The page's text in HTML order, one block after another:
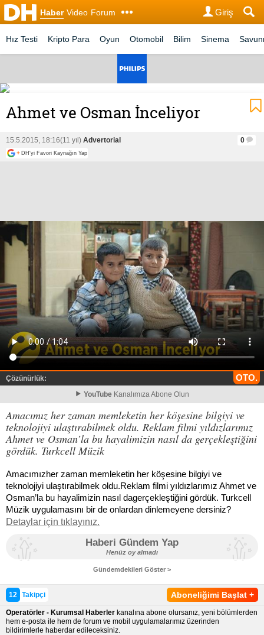
Haber Video Forum Giriş
Hız Testi Kripto Para Oyun Otomobil Bilim Sinema
Ahmet ve Osman İnceliyor
15.5.2015, 18:16(11 yıl) Advertorial 0
+ DH'yi Favori Kaynağın Yap
Çözünürlük: OTO.
YouTube Kanalımıza Abone Olun
Amacımız her zaman memleketin her köşesine bilgiyi ve
teknolojiyi ulaştırabilmek oldu. Reklam filmi yıldızlarımız
Ahmet ve Osman’la bu hayalimizin nasıl da gerçekleştiğini
gördük. Turkcell Müzik
Amacımızher zaman memleketin her köşesine bilgiyi ve
teknolojiyi ulaştırabilmek oldu.Reklam filmi yıldızlarımız Ahmet ve
Osman’la bu hayalimizin nasıl dagerçekleştiğini gördük. Turkcell
Müzik uygulamasını bir de onlardan dinlemeyene dersiniz?
Detaylar için tıklayınız.
Haberi Gündem Yap
Henüz oy almadı
Gündemdekileri Göster >
Aboneliğimi Başlat +
12 Takipçi
Operatörler - Kurumsal Haberler kanalına abone olursanız, yeni bölümlerden
hem e-posta ile hem de forum ve mobil uygulamalarımız üzerinden
bildirimlerle haberdar edileceksiniz.